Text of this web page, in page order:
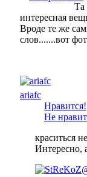
Та
интересная
Вроде те же
слов.......вот
ariafc
Нравится!
Не
краситься
Интересно,